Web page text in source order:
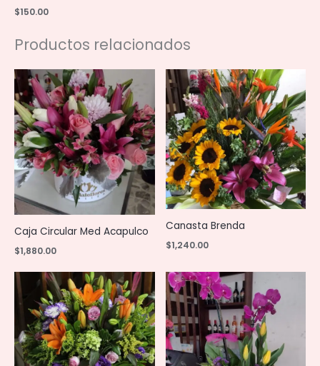
$150.00
Productos relacionados
Caja Circular Med Acapulco
$1,880.00
Canasta Brenda
$1,240.00